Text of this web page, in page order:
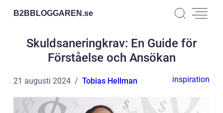
B2BBLOGGAREN.se
Skuldsaneringkrav: En Guide för
Förståelse och Ansökan
21 augusti 2024 Tobias Hellman inspiration